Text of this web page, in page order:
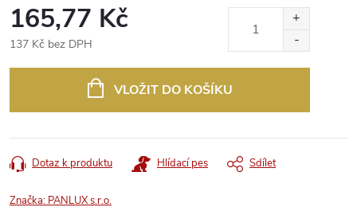
165,77 Kč
137 Kč bez DPH
VLOŽIT DO KOŠÍKU
Dotaz k produktu Hlídací pes Sdílet
Značka: PANLUX s.r.o.